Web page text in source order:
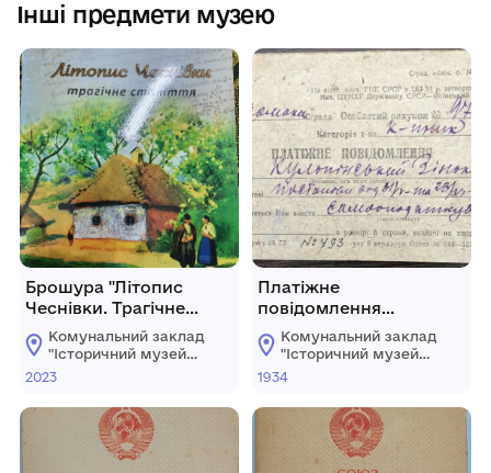
Інші предмети музею
Брошура "Літопис
Чеснівки. Трагічне
століття. Автор Іван
Ткачук
Комунальний заклад
"Історичний музей
м.Хмільник"
міської ради
2023
Платіжне
повідомлення
Кульпінського З. В.
Комунальний заклад
"Історичний музей
м.Хмільник"
міської ради
1934